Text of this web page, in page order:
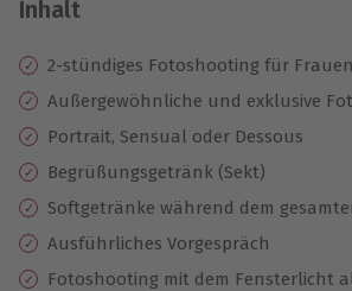
Inhalt
2-stündiges Fotoshooting für
Außergewöhnliche und exklusive
Portrait, Sensual oder Dessous
Begrüßungsgetränk (Sekt)
Softgetränke während dem
Ausführliches Vorgespräch
Fotoshooting mit dem Fensterlicht